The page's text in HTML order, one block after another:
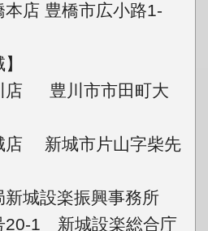
店 豊橋市広小路1-
店 豊川市市田町大
新城市片山字柴先
城設楽振興事務所
20-1 新城設楽総合庁